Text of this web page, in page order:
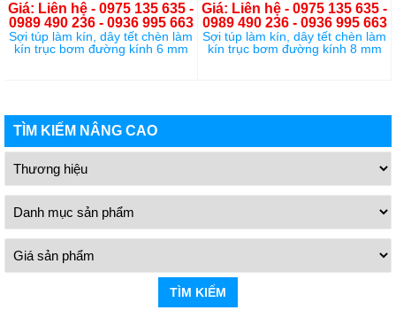
Giá: Liên hệ - 0975 135 635 -
0989 490 236 - 0936 995 663
Sợi túp làm kín, dây tết chèn làm
kín trục bơm đường kính 6 mm
Giá: Liên hệ - 0975 135 635 -
0989 490 236 - 0936 995 663
Sợi túp làm kín, dây tết chèn làm
kín trục bơm đường kính 8 mm
TÌM KIẾM NÂNG CAO
TÌM KIẾM